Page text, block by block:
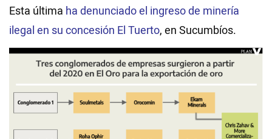
Esta última ha denunciado el ingreso de minería
ilegal en su concesión El Tuerto, en Sucumbíos.